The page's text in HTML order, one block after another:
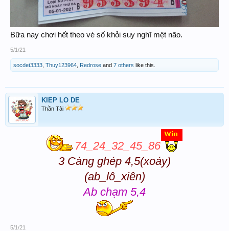
Bữa nay chơi hết theo vé số khỏi suy nghĩ mệt não.
5/1/21
socdet3333 Thuy123964 Redrose and 7 others like this.
KIEP LO DE
Thần Tài
74_24_32_45_86
3 Càng ghép 4,5(xoáy)
(ab_lô_xiên)
Ab chạm 5,4
5/1/21